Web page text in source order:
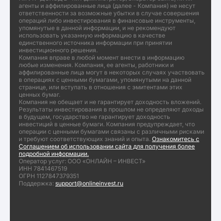
агенты и аффилированные лица (далее - Компания) не несут
ответственности за возможные убытки в случае совершения
операций либо инвестирования в финансовые инструменты,
упомянутые в данной информации, и не рекомендуют
использовать указанную информацию в качестве
единственного источника информации при принятии
инвестиционного решения.
Компания вправе в любой момент внести в информацию
любые изменения. Компания, ее агенты, работники и
аффилированные лица могут в некоторых случаях участвовать
в операциях с ценными бумагами, упомянутыми на данной
странице, или вступать в отношения с эмитентами этих
ценных бумаг.
Компания не обещает и не гарантирует доходность вложений.
Результаты инвестирования в прошлом не определяют доходы
в будущем, государство не гарантирует доходность
инвестиций в ценные бумаги. Компания предупреждает, что
операции с ценными бумагами связаны с различными рисками
и требуют соответствующих знаний и опыта. Ознакомитесь с
Соглашением об использовании сайта для получения более
подробной информации.
Оператор услуг: ООО «ОНЛАЙН – ИНВЕСТ»
ИНН 7841467519
ОГРН 1127847379351
Поддержка: support@onlineinvest.ru